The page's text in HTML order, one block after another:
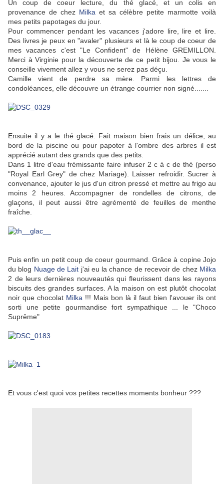
Un coup de coeur lecture, du thé glacé, et un colis en
provenance de chez Milka et sa célèbre petite marmotte voilà
mes petits papotages du jour.
Pour commencer pendant les vacances j'adore lire, lire et lire.
Des livres je peux en "avaler" plusieurs et là le coup de coeur de
mes vacances c'est "Le Confident" de Hélène GREMILLON.
Merci à Virginie pour la découverte de ce petit bijou. Je vous le
conseille vivement allez y vous ne serez pas déçu.
Camille vient de perdre sa mère. Parmi les lettres de
condoléances, elle découvre un étrange courrier non signé.......
Ensuite il y a le thé glacé. Fait maison bien frais un délice, au
bord de la piscine ou pour papoter à l'ombre des arbres il est
apprécié autant des grands que des petits.
Dans 1 litre d'eau frémissante faire infuser 2 c à c de thé (perso
"Royal Earl Grey" de chez Mariage). Laisser refroidir. Sucrer à
convenance, ajouter le jus d'un citron pressé et mettre au frigo au
moins 2 heures. Accompagner de rondelles de citrons, de
glaçons, il peut aussi être agrémenté de feuilles de menthe
fraîche.
Puis enfin un petit coup de coeur gourmand. Grâce à copine Jojo
du blog Nuage de Lait j'ai eu la chance de recevoir de chez Milka
2 de leurs dernières nouveautés qui fleurissent dans les rayons
biscuits des grandes surfaces. A la maison on est plutôt chocolat
noir que chocolat Milka !!! Mais bon là il faut bien l'avouer ils ont
sorti une petite gourmandise fort sympathique ... le "Choco
Suprême"
Et vous c'est quoi vos petites recettes moments bonheur ???